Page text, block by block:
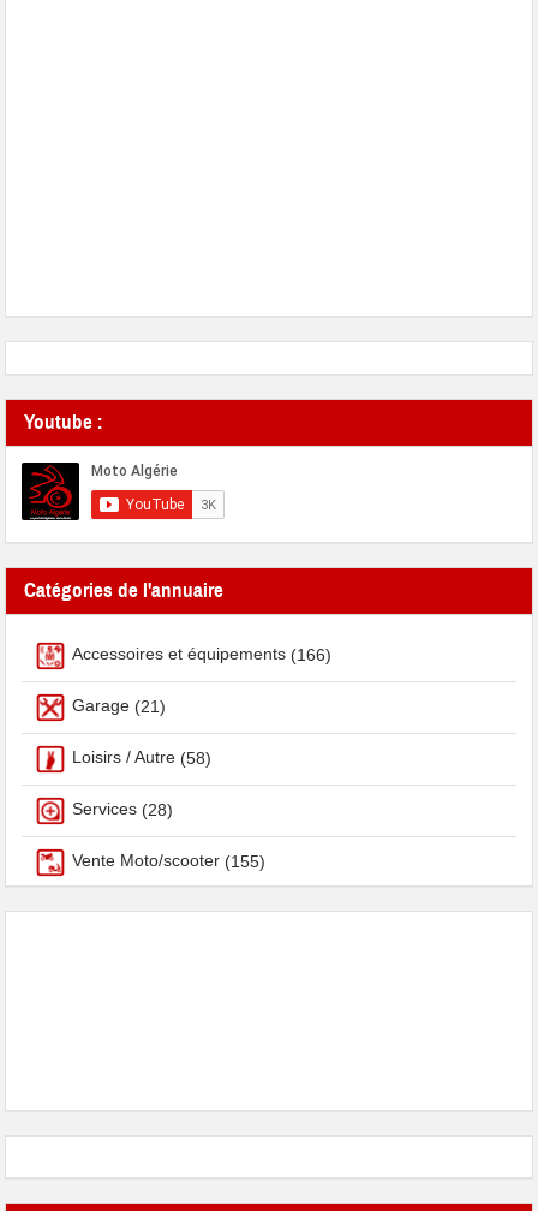
Youtube :
Catégories de l'annuaire
Accessoires et équipements (166)
Garage (21)
Loisirs / Autre (58)
Services (28)
Vente Moto/scooter (155)